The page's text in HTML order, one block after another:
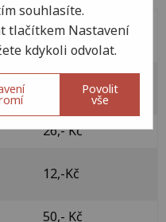
Děti MŠ
sedmileté
12,- Kč
26,- Kč
12,-Kč
50,- Kč
souhlasíte.
tlačítkem Nastavení
kdykoli odvolat.
Povolit
vše